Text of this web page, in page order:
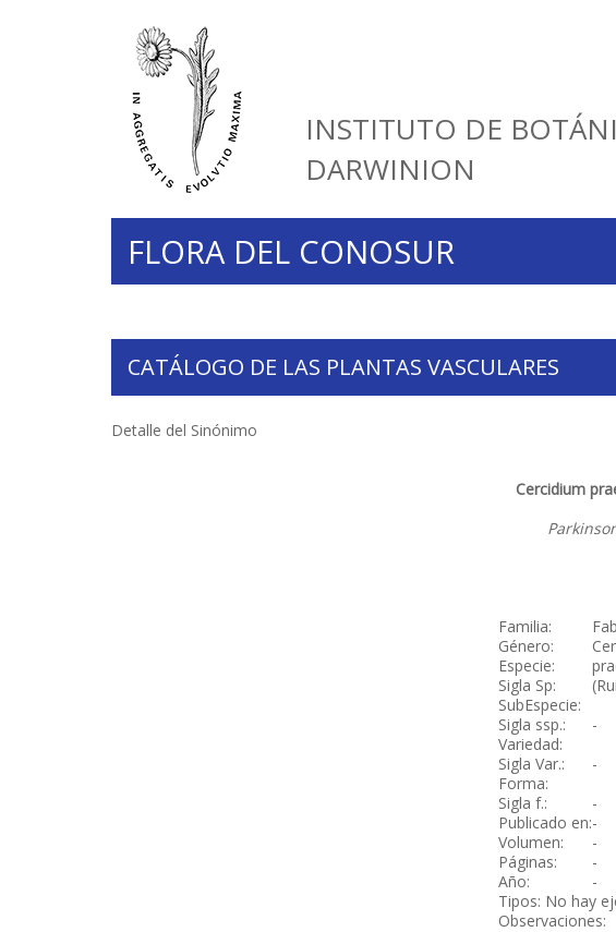
INSTITUTO DE
DARWINION
FLORA DEL CONOSUR
CATÁLOGO DE LAS PLANTAS VASCULARES
Detalle del Sinónimo
Cercidium
Familia:
Género:
Especie:
Sigla Sp:
SubEspecie:
Sigla ssp.:
-
Variedad:
Sigla Var.:
-
Forma:
Sigla f.:
-
Publicado en:-
Volumen:
-
Páginas:
-
Año:
-
Tipos: No hay
Observaciones: